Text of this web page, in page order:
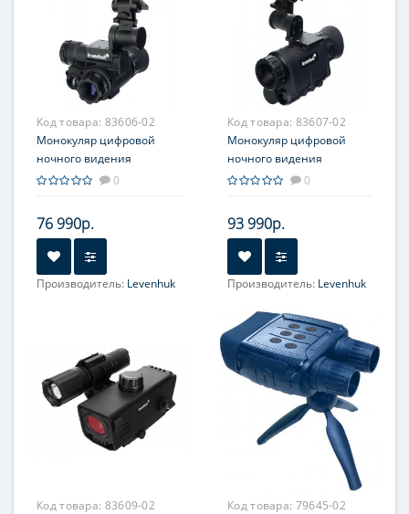
Код товара: 83606-02
Монокуляр цифровой
ночного видения
Levenhuk Halo NVM20
0
76 990р.
Производитель: Levenhuk
Код товара: 83607-02
Монокуляр цифровой
ночного видения
Levenhuk Halo NVM50
0
93 990р.
Производитель: Levenhuk
(оптическое), 1/2/3/4
(цифровое)
Код товара: 83609-02
Код товара: 79645-02